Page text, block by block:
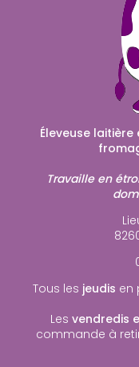
Éleveuse
Travaille en
Tous les jeudis en
Les vendredis
commande à